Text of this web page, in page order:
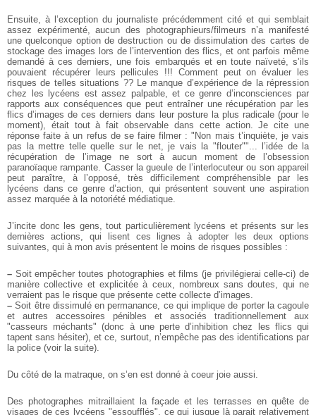
Ensuite, à l’exception du journaliste précédemment cité et qui semblait
assez expérimenté, aucun des photographieurs/filmeurs n’a manifesté
une quelconque option de destruction ou de dissimulation des cartes de
stockage des images lors de l’intervention des flics, et ont parfois même
demandé à ces derniers, une fois embarqués et en toute naïveté, s’ils
pouvaient récupérer leurs pellicules !!! Comment peut on évaluer les
risques de telles situations ?? Le manque d’expérience de la répression
chez les lycéens est assez palpable, et ce genre d’inconsciences par
rapports aux conséquences que peut entraîner une récupération par les
flics d’images de ces derniers dans leur posture la plus radicale (pour le
moment), était tout à fait observable dans cette action. Je cite une
réponse faite à un refus de se faire filmer : "Non mais t’inquiète, je vais
pas la mettre telle quelle sur le net, je vais la "flouter""... l’idée de la
récupération de l’image ne sort à aucun moment de l’obsession
paranoïaque rampante. Casser la gueule de l’interlocuteur ou son appareil
peut paraître, à l’opposé, très difficilement compréhensible par les
lycéens dans ce genre d’action, qui présentent souvent une aspiration
assez marquée à la notoriété médiatique.
J’incite donc les gens, tout particulièrement lycéens et présents sur les
dernières actions, qui lisent ces lignes à adopter les deux options
suivantes, qui à mon avis présentent le moins de risques possibles :
– Soit empêcher toutes photographies et films (je privilégierai celle-ci) de
manière collective et explicitée à ceux, nombreux sans doutes, qui ne
verraient pas le risque que présente cette collecte d’images.
– Soit être dissimulé en permanance, ce qui implique de porter la cagoule
et autres accessoires pénibles et associés traditionnellement aux
"casseurs méchants" (donc à une perte d’inhibition chez les flics qui
tapent sans hésiter), et ce, surtout, n’empêche pas des identifications par
la police (voir la suite).
Du côté de la matraque, on s’en est donné à coeur joie aussi.
Des photographes mitraillaient la façade et les terrasses en quête de
visages de ces lycéens "essoufflés", ce qui jusque là parait relativement